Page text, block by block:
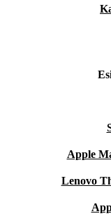
Apple
Lenovo